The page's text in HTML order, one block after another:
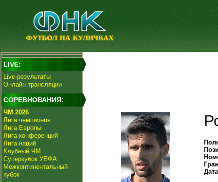
LIVE:
Live-результаты
Онлайн трансляции
СОРЕВНОВАНИЯ:
ЧМ 2026
Лига чемпионов
Лига Европы
Лига конференций
Лига наций
Клубный ЧМ
Суперкубок УЕФА
Межконтинентальный
кубок